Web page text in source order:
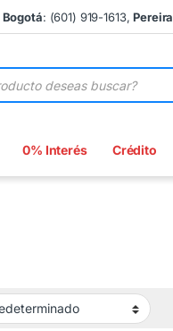
Bogotá: (601) 919-1613,Pereira
0% Interés Crédito